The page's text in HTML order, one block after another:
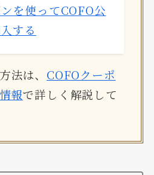
を使ってCOFO公
する
法は、 COFOクーポ
報で詳しく解説して